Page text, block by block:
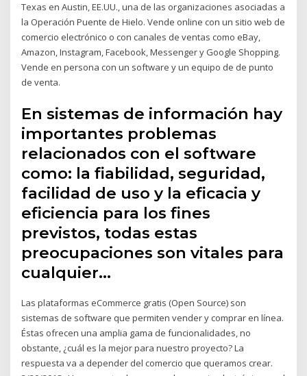
Texas en Austin, EE.UU., una de las organizaciones asociadas a
la Operación Puente de Hielo. Vende online con un sitio web de
comercio electrónico o con canales de ventas como eBay,
Amazon, Instagram, Facebook, Messenger y Google Shopping.
Vende en persona con un software y un equipo de de punto
de venta.
En sistemas de información hay
importantes problemas
relacionados con el software
como: la fiabilidad, seguridad,
facilidad de uso y la eficacia y
eficiencia para los fines
previstos, todas estas
preocupaciones son vitales para
cualquier…
Las plataformas eCommerce gratis (Open Source) son
sistemas de software que permiten vender y comprar en línea.
Éstas ofrecen una amplia gama de funcionalidades, no
obstante, ¿cuál es la mejor para nuestro proyecto? La
respuesta va a depender del comercio que queramos crear.